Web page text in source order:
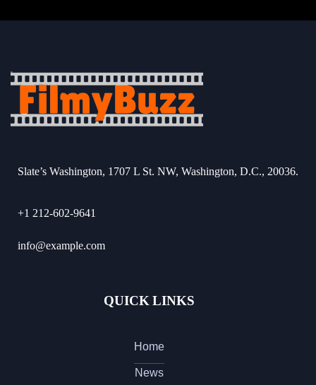
Slate’s Washington, 1707 L St. NW, Washington, D.C., 20036.
+1 212-602-9641
info@example.com
QUICK LINKS
Home
News